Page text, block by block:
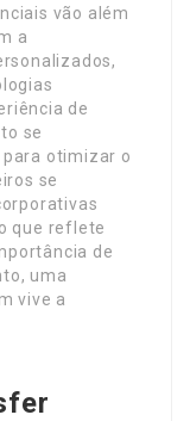
vão além
a
de
se
otimizar o
se
que reflete
de
uma
vive a